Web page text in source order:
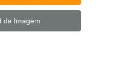
da Imagem